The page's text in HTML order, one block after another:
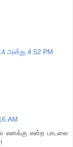
அன்று 4:52 PM
AM
எனக்கு என்ற பாடலை